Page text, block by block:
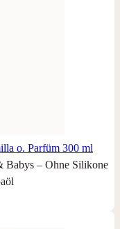
o. Parfüm 300 ml
Babys – Ohne Silikone